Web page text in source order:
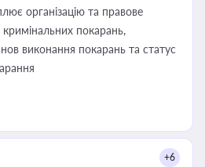
організацію та правове
покарань,
виконання покарань та статус
+6